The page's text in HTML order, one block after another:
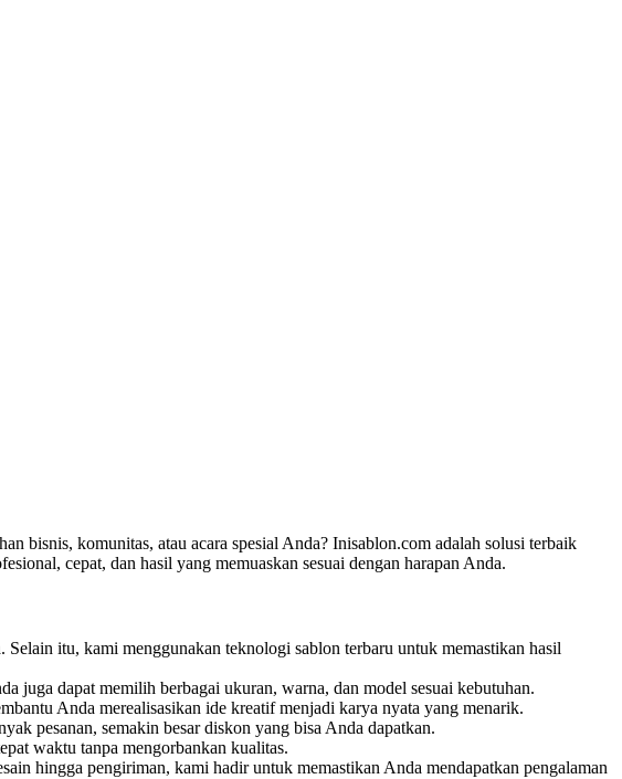
bisnis, komunitas, atau acara spesial Anda? Inisablon.com adalah solusi terbaik
cepat, dan hasil yang memuaskan sesuai dengan harapan Anda.
itu, kami menggunakan teknologi sablon terbaru untuk memastikan hasil
juga dapat memilih berbagai ukuran, warna, dan model sesuai kebutuhan.
Anda merealisasikan ide kreatif menjadi karya nyata yang menarik.
pesanan, semakin besar diskon yang bisa Anda dapatkan.
waktu tanpa mengorbankan kualitas.
hingga pengiriman, kami hadir untuk memastikan Anda mendapatkan pengalaman